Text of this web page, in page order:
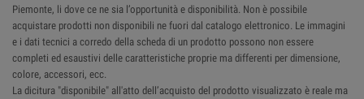
Piemonte, li dove ce ne sia l’opportunità e disponibilità. Non è possibile
acquistare prodotti non disponibili ne fuori dal catalogo elettronico. Le immagini
e i dati tecnici a corredo della scheda di un prodotto possono non essere
completi ed esaustivi delle caratteristiche proprie ma differenti per dimensione,
colore, accessori, ecc.
La dicitura "disponibile" all'atto dell’acquisto del prodotto visualizzato è reale ma